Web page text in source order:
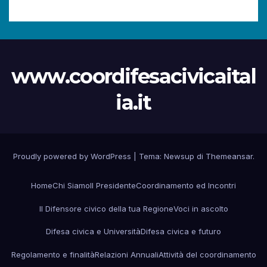
www.coordifesacivicaital
ia.it
Proudly powered by WordPress Tema: Newsup di Themeansar.
HomeChi SiamoIl PresidenteCoordinamento ed Incontri
Il Difensore civico della tua RegioneVoci in ascolto
Difesa civica e UniversitàDifesa civica e futuro
Regolamento e finalitàRelazioni AnnualiAttività del coordinamento